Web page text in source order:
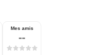
Mes amis
--